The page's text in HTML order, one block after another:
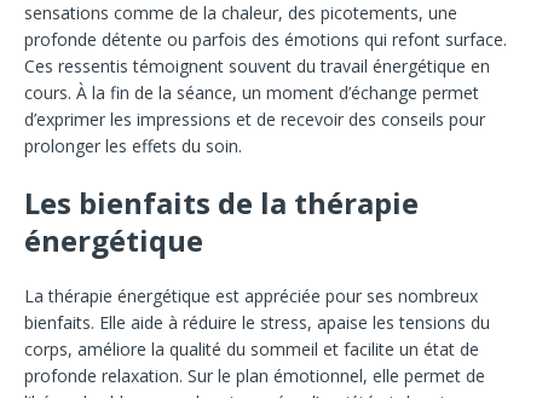
sensations comme de la chaleur, des picotements, une
profonde détente ou parfois des émotions qui refont surface.
Ces ressentis témoignent souvent du travail énergétique en
cours. À la fin de la séance, un moment d’échange permet
d’exprimer les impressions et de recevoir des conseils pour
prolonger les effets du soin.
Les bienfaits de la thérapie
énergétique
La thérapie énergétique est appréciée pour ses nombreux
bienfaits. Elle aide à réduire le stress, apaise les tensions du
corps, améliore la qualité du sommeil et facilite un état de
profonde relaxation. Sur le plan émotionnel, elle permet de